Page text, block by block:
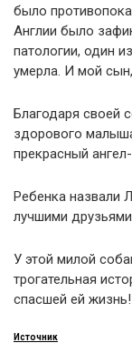
было
Англии было
патологии, один
умерла. И мой
Благодаря своей
здорового
прекрасный
Ребенка назвали
лучшими
У этой милой
трогательная
спасшей ей жизнь!
Источник